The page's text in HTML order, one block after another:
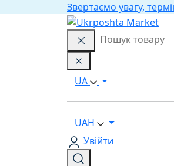
Звертаємо увагу,
UA
UAH
Увійти